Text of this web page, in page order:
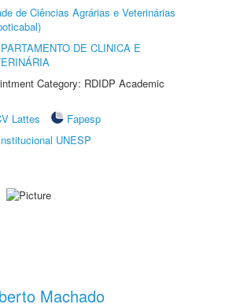
de Ciências Agrárias e Veterinárias
DE CLINICA E
Category: RDIDP Academic
Lattes
Fapesp
UNESP
Machado